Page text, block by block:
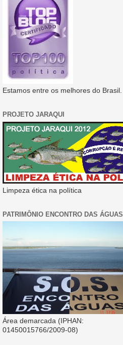
Estamos entre os melhores do Brasil.
PROJETO JARAQUI
Limpeza ética na política
PATRIMÔNIO ENCONTRO DAS ÁGUAS
Área demarcada (IPHAN:
01450015766/2009-08)